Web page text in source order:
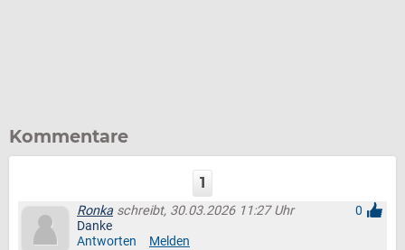
Kommentare
1
Ronka schreibt, 30.03.2026 11:27 Uhr
0
Danke
Antworten
Melden